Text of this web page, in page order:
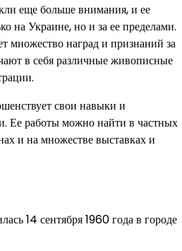
еще больше внимания, и ее
на Украине, но и за ее пределами.
множество наград и признаний за
в себя различные живописные
свои навыки и
Ее работы можно найти в частных
и на множестве выставках и
14 сентября 1960 года в городе